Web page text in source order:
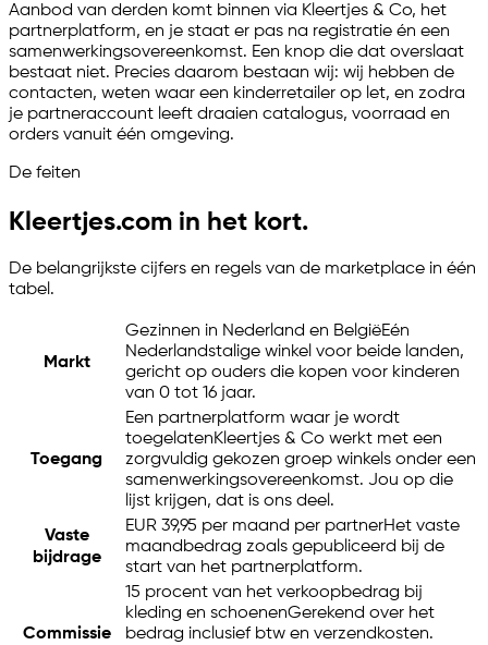
Aanbod van derden komt binnen via Kleertjes & Co, het
partnerplatform, en je staat er pas na registratie én een
samenwerkingsovereenkomst. Een knop die dat overslaat
bestaat niet. Precies daarom bestaan wij: wij hebben de
contacten, weten waar een kinderretailer op let, en zodra
je partneraccount leeft draaien catalogus, voorraad en
orders vanuit één omgeving.
De feiten
Kleertjes.com in het kort.
De belangrijkste cijfers en regels van de marketplace in één
tabel.
Markt
Gezinnen in Nederland en BelgiëEén
Nederlandstalige winkel voor beide landen,
gericht op ouders die kopen voor kinderen
van 0 tot 16 jaar.
Toegang
Een partnerplatform waar je wordt
toegelatenKleertjes & Co werkt met een
zorgvuldig gekozen groep winkels onder een
samenwerkingsovereenkomst. Jou op die
lijst krijgen, dat is ons deel.
Vaste
bijdrage
EUR 39,95 per maand per partnerHet vaste
maandbedrag zoals gepubliceerd bij de
start van het partnerplatform.
Commissie
15 procent van het verkoopbedrag bij
kleding en schoenenGerekend over het
bedrag inclusief btw en verzendkosten.